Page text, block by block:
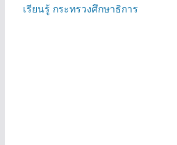
เรียนรู้ กระทรวงศึกษาธิการ